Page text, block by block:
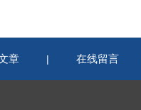
章 | 在线留言